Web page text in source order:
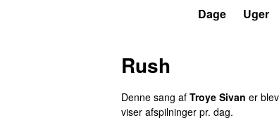
Dage Uger
Rush
Denne sang af Troye Sivan er
viser afspilninger pr. dag.